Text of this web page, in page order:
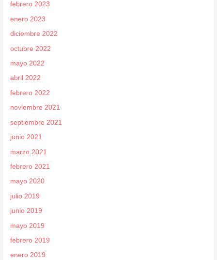
febrero 2023
enero 2023
diciembre 2022
octubre 2022
mayo 2022
abril 2022
febrero 2022
noviembre 2021
septiembre 2021
junio 2021
marzo 2021
febrero 2021
mayo 2020
julio 2019
junio 2019
mayo 2019
febrero 2019
enero 2019